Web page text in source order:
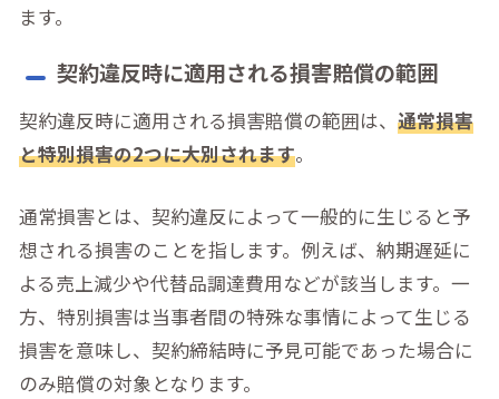
ます。
契約違反時に適用される損害賠償の範囲
契約違反時に適用される損害賠償の範囲は、 通常損害
と特別損害の2つに大別されます。
通常損害とは、契約違反によって一般的に生じると予
想される損害のことを指します。例えば、納期遅延に
よる売上減少や代替品調達費用などが該当します。一
方、特別損害は当事者間の特殊な事情によって生じる
損害を意味し、契約締結時に予見可能であった場合に
のみ賠償の対象となります。